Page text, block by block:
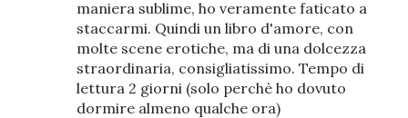
maniera sublime, ho veramente faticato a
staccarmi. Quindi un libro d'amore, con
molte scene erotiche, ma di una dolcezza
straordinaria, consigliatissimo. Tempo di
lettura 2 giorni (solo perchè ho dovuto
dormire almeno qualche ora)